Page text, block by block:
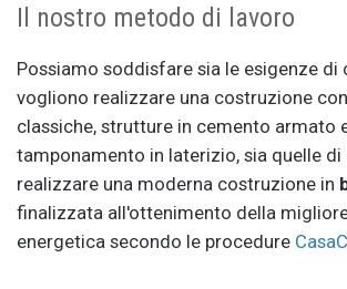
Il nostro metodo di lavoro
Possiamo soddisfare sia le esigenze
vogliono realizzare una costruzione
classiche, strutture in cemento armato
tamponamento in laterizio, sia quelle di
realizzare una moderna costruzione in
finalizzata all'ottenimento della
energetica secondo le procedure